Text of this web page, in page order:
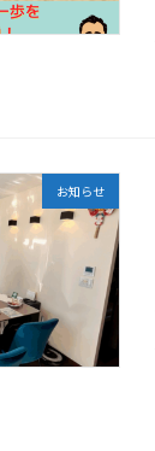
お知らせ